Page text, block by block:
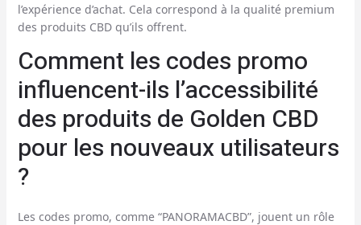
l’expérience d’achat. Cela correspond à la qualité premium
des produits CBD qu’ils offrent.
Comment les codes promo
influencent-ils l’accessibilité
des produits de Golden CBD
pour les nouveaux utilisateurs
?
Les codes promo, comme “PANORAMACBD”, jouent un rôle